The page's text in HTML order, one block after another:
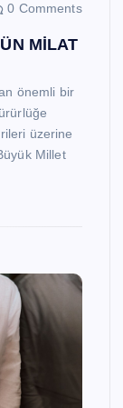
0 Comments
MİLAT
önemli bir
üzerine
Millet